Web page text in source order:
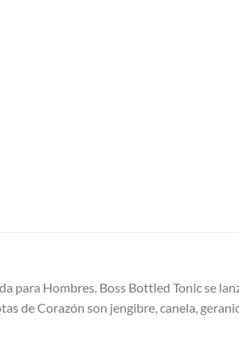
para Hombres. Boss Bottled Tonic se
de Corazón son jengibre, canela,